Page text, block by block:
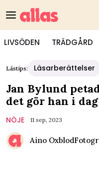
LIVSÖDEN TRÄDGÅRD
Lästips: Läsarberättelser
Jan Bylund
det gör han i dag
NÖJE 11 sep, 2023
Aino Oxblod